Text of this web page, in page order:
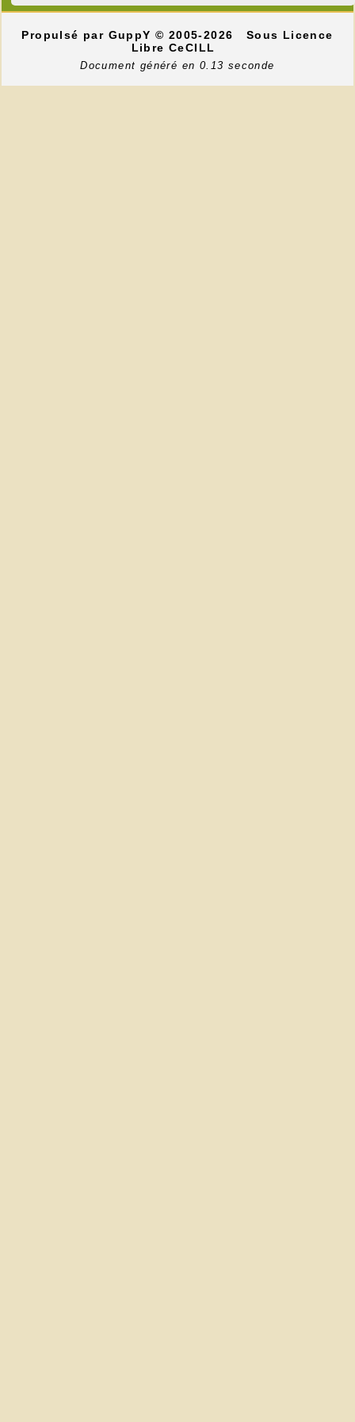
Propulsé par GuppY© 2005-2026
Sous Licence
Libre CeCILL
Document généré en 0.13 seconde